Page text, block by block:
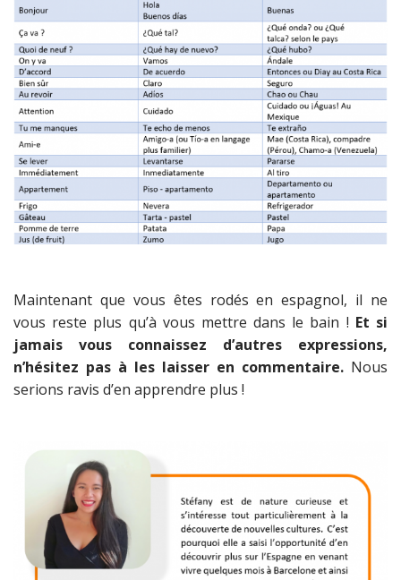
Maintenant que vous êtes rodés en espagnol, il ne
vous reste plus qu’à vous mettre dans le bain ! Et si
jamais vous connaissez d’autres expressions,
n’hésitez pas à les laisser en commentaire. Nous
serions ravis d’en apprendre plus !